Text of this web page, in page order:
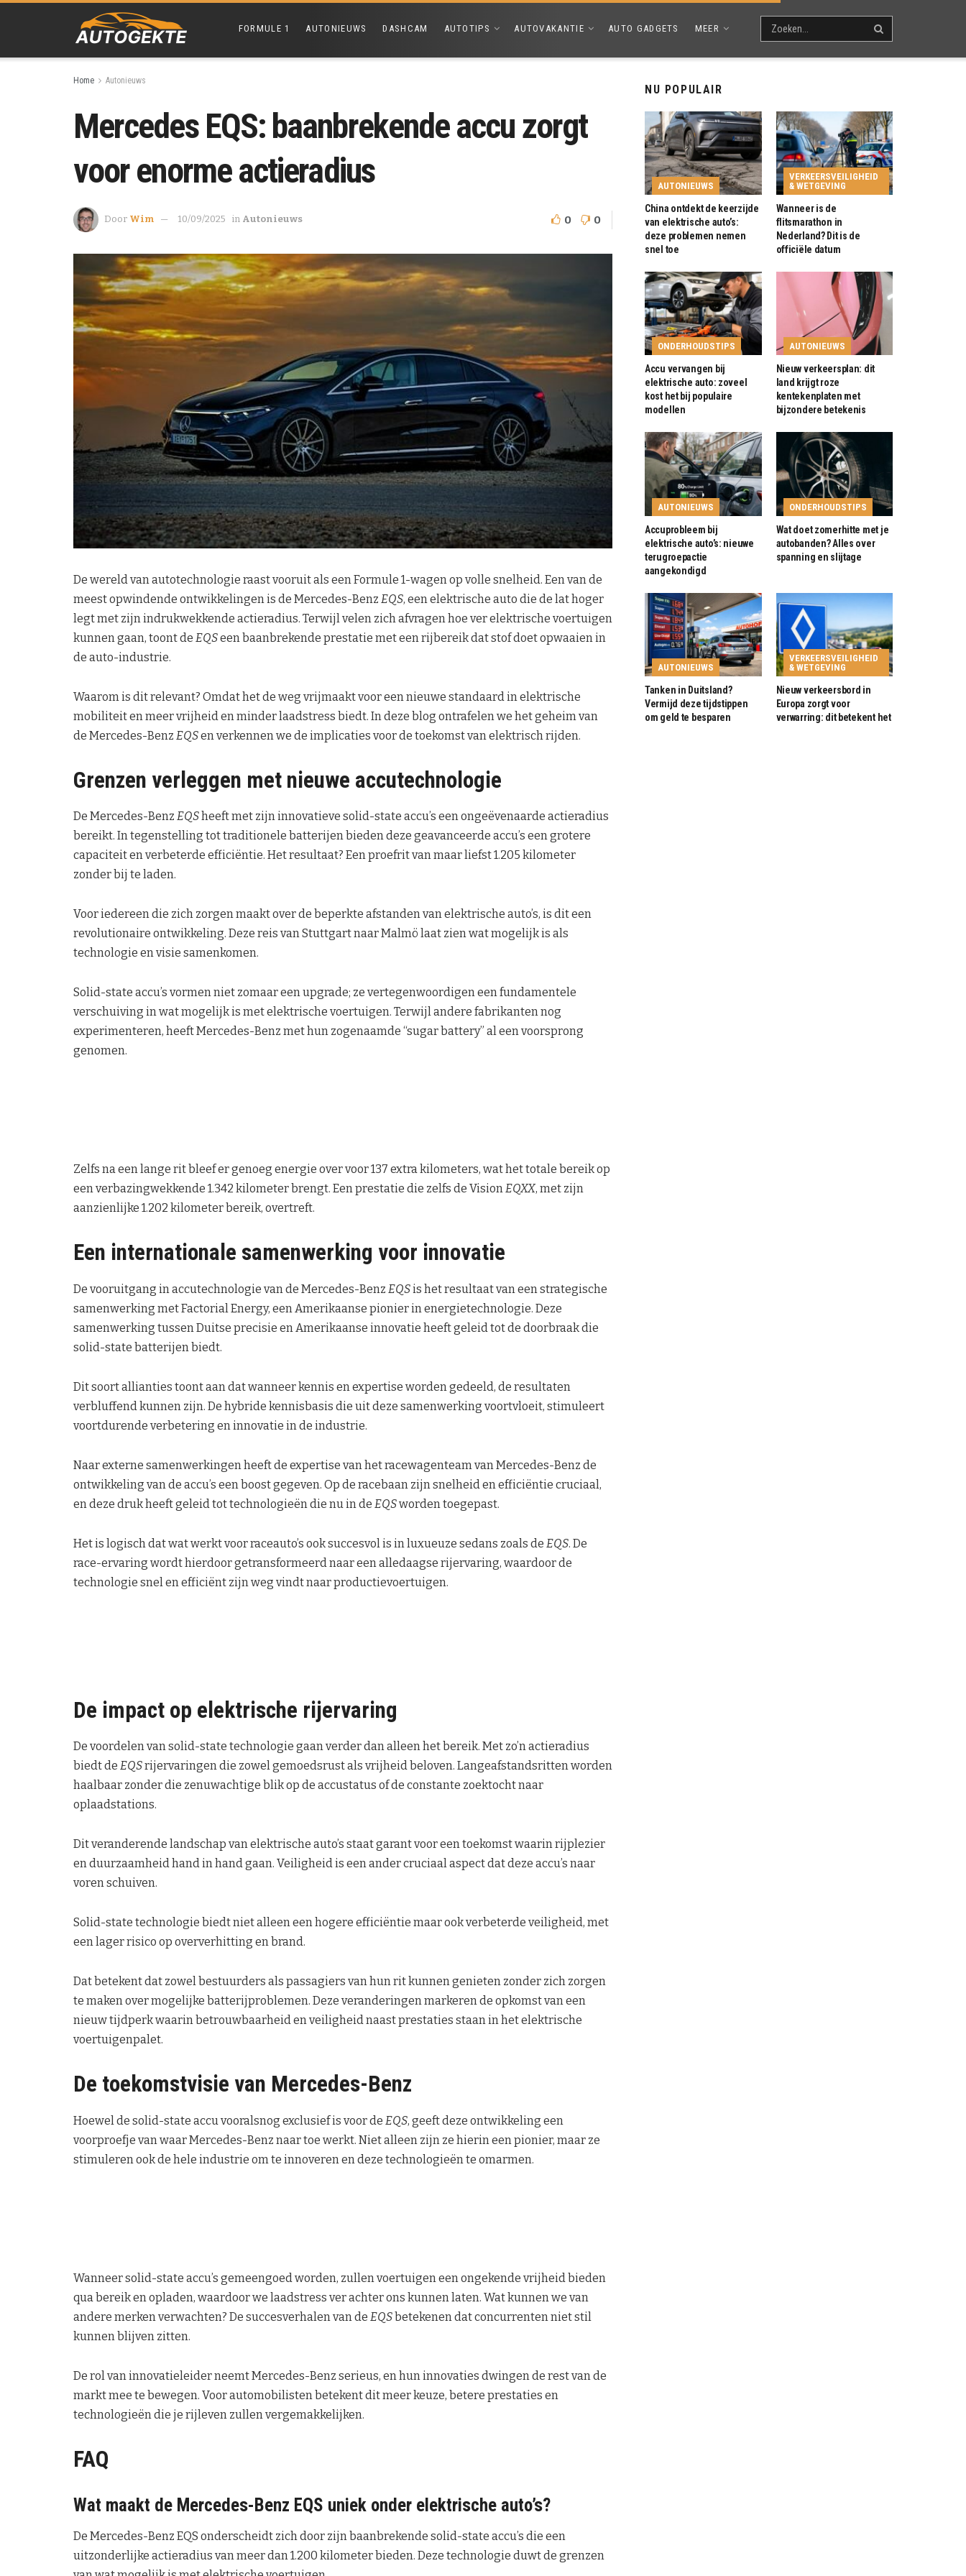
FORMULE 1 AUTONIEUWS DASHCAM AUTOTIPS AUTOVAKANTIE AUTO GADGETS MEER
Home Autonieuws
Mercedes EQS: baanbrekende accu zorgt
voor enorme actieradius
Door Wim 10/09/2025 in Autonieuws 0 0
De wereld van autotechnologie raast vooruit als een Formule 1-wagen op volle snelheid. Een van de
meest opwindende ontwikkelingen is de Mercedes-Benz EQS, een elektrische auto die de lat hoger
legt met zijn indrukwekkende actieradius. Terwijl velen zich afvragen hoe ver elektrische voertuigen
kunnen gaan, toont de EQSeen baanbrekende prestatie met een rijbereik dat stof doet opwaaien in
de auto-industrie.
Waarom is dit relevant? Omdat het de weg vrijmaakt voor een nieuwe standaard in elektrische
mobiliteit en meer vrijheid en minder laadstress biedt. In deze blog ontrafelen we het geheim van
de Mercedes-Benz EQSen verkennen we de implicaties voor de toekomst van elektrisch rijden.
Grenzen verleggen met nieuwe accutechnologie
De Mercedes-Benz EQSheeft met zijn innovatieve solid-state accu’s een ongeëvenaarde actieradius
bereikt. In tegenstelling tot traditionele batterijen bieden deze geavanceerde accu’s een grotere
capaciteit en verbeterde efficiëntie. Het resultaat? Een proefrit van maar liefst 1.205 kilometer
zonder bij te laden.
Voor iedereen die zich zorgen maakt over de beperkte afstanden van elektrische auto’s, is dit een
revolutionaire ontwikkeling. Deze reis van Stuttgart naar Malmö laat zien wat mogelijk is als
technologie en visie samenkomen.
Solid-state accu’s vormen niet zomaar een upgrade; ze vertegenwoordigen een fundamentele
verschuiving in wat mogelijk is met elektrische voertuigen. Terwijl andere fabrikanten nog
experimenteren, heeft Mercedes-Benz met hun zogenaamde “sugar battery” al een voorsprong
genomen.
Zelfs na een lange rit bleef er genoeg energie over voor 137 extra kilometers, wat het totale bereik op
een verbazingwekkende 1.342 kilometer brengt. Een prestatie die zelfs de VisionEQXX, met zijn
aanzienlijke 1.202 kilometer bereik, overtreft.
Een internationale samenwerking voor innovatie
De vooruitgang in accutechnologie van de Mercedes-Benz EQSis het resultaat van een strategische
samenwerking met Factorial Energy, een Amerikaanse pionier in energietechnologie. Deze
samenwerking tussen Duitse precisie en Amerikaanse innovatie heeft geleid tot de doorbraak die
solid-state batterijen biedt.
Dit soort allianties toont aan dat wanneer kennis en expertise worden gedeeld, de resultaten
verbluffend kunnen zijn. De hybride kennisbasis die uit deze samenwerking voortvloeit, stimuleert
voortdurende verbetering en innovatie in de industrie.
Naar externe samenwerkingen heeft de expertise van het racewagenteam van Mercedes-Benz de
ontwikkeling van de accu’s een boost gegeven. Op de racebaan zijn snelheid en efficiëntie cruciaal,
en deze druk heeft geleid tot technologieën die nu in de EQSworden toegepast.
Het is logisch dat wat werkt voor raceauto’s ook succesvol is in luxueuze sedans zoals de EQS. De
race-ervaring wordt hierdoor getransformeerd naar een alledaagse rijervaring, waardoor de
technologie snel en efficiënt zijn weg vindt naar productievoertuigen.
De impact op elektrische rijervaring
De voordelen van solid-state technologie gaan verder dan alleen het bereik. Met zo’n actieradius
biedt de EQSrijervaringen die zowel gemoedsrust als vrijheid beloven. Langeafstandsritten worden
haalbaar zonder die zenuwachtige blik op de accustatus of de constante zoektocht naar
oplaadstations.
Dit veranderende landschap van elektrische auto’s staat garant voor een toekomst waarin rijplezier
en duurzaamheid hand in hand gaan. Veiligheid is een ander cruciaal aspect dat deze accu’s naar
voren schuiven.
Solid-state technologie biedt niet alleen een hogere efficiëntie maar ook verbeterde veiligheid, met
een lager risico op oververhitting en brand.
Dat betekent dat zowel bestuurders als passagiers van hun rit kunnen genieten zonder zich zorgen
te maken over mogelijke batterijproblemen. Deze veranderingen markeren de opkomst van een
nieuw tijdperk waarin betrouwbaarheid en veiligheid naast prestaties staan in het elektrische
voertuigenpalet.
De toekomstvisie van Mercedes-Benz
Hoewel de solid-state accu vooralsnog exclusief is voor de EQS, geeft deze ontwikkeling een
voorproefje van waar Mercedes-Benz naar toe werkt. Niet alleen zijn ze hierin een pionier, maar ze
stimuleren ook de hele industrie om te innoveren en deze technologieën te omarmen.
Wanneer solid-state accu’s gemeengoed worden, zullen voertuigen een ongekende vrijheid bieden
qua bereik en opladen, waardoor we laadstress ver achter ons kunnen laten. Wat kunnen we van
andere merken verwachten? De succesverhalen van de EQSbetekenen dat concurrenten niet stil
kunnen blijven zitten.
De rol van innovatieleider neemt Mercedes-Benz serieus, en hun innovaties dwingen de rest van de
markt mee te bewegen. Voor automobilisten betekent dit meer keuze, betere prestaties en
technologieën die je rijleven zullen vergemakkelijken.
FAQ
Wat maakt de Mercedes-Benz EQS uniek onder elektrische auto’s?
De Mercedes-Benz EQS onderscheidt zich door zijn baanbrekende solid-state accu’s die een
uitzonderlijke actieradius van meer dan 1.200 kilometer bieden. Deze technologie duwt de grenzen
NU POPULAIR
AUTONIEUWS
China ontdekt de keerzijde
van elektrische auto’s:
deze problemen nemen
snel toe
VERKEERSVEILIGHEID
& WETGEVING
Wanneer is de
flitsmarathon in
Nederland? Dit is de
officiële datum
ONDERHOUDSTIPS
Accu vervangen bij
elektrische auto: zoveel
kost het bij populaire
modellen
AUTONIEUWS
Nieuw verkeersplan: dit
land krijgt roze
kentekenplaten met
bijzondere betekenis
AUTONIEUWS
Accuprobleem bij
elektrische auto’s: nieuwe
terugroepactie
aangekondigd
ONDERHOUDSTIPS
Wat doet zomerhitte met je
autobanden? Alles over
spanning en slijtage
AUTONIEUWS
Tanken in Duitsland?
Vermijd deze tijdstippen
om geld te besparen
VERKEERSVEILIGHEID
& WETGEVING
Nieuw verkeersbord in
Europa zorgt voor
verwarring: dit betekent het